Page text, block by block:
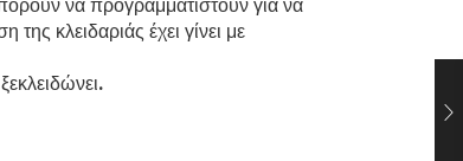
κλειδαριάς έχει γίνει με